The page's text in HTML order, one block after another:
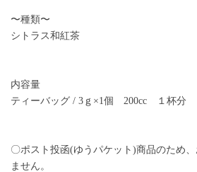
〜種類〜
シトラス和紅茶
内容量
ティーバッグ / 3ｇ×1個 200cc １杯分
〇ポスト投函(ゆうパケット)商品のため
ません。